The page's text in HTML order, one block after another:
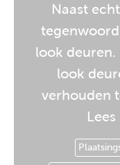
Naast
look deuren.
look
verhouden